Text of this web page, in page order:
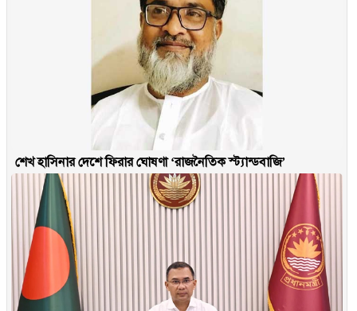
শেখ হাসিনার দেশে ফিরার ঘোষণা ‘রাজনৈতিক স্ট্যান্ডবাজি’